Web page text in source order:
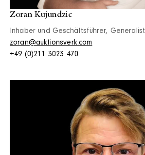
Zoran Kujundzic
Inhaber und Geschäftsführer, Generalist
zoran@auktionsverk.com
+49 (0)211 3023 470